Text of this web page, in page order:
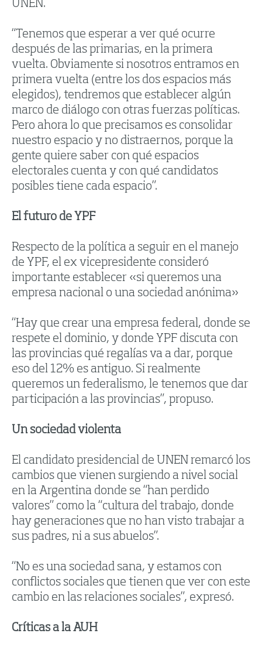
UNEN.
“Tenemos que esperar a ver qué ocurre
después de las primarias, en la primera
vuelta. Obviamente si nosotros entramos en
primera vuelta (entre los dos espacios más
elegidos), tendremos que establecer algún
marco de diálogo con otras fuerzas políticas.
Pero ahora lo que precisamos es consolidar
nuestro espacio y no distraernos, porque la
gente quiere saber con qué espacios
electorales cuenta y con qué candidatos
posibles tiene cada espacio”.
El futuro de YPF
Respecto de la política a seguir en el manejo
de YPF, el ex vicepresidente consideró
importante establecer «si queremos una
empresa nacional o una sociedad anónima»
“Hay que crear una empresa federal, donde se
respete el dominio, y donde YPF discuta con
las provincias qué regalías va a dar, porque
eso del 12% es antiguo. Si realmente
queremos un federalismo, le tenemos que dar
participación a las provincias”, propuso.
Un sociedad violenta
El candidato presidencial de UNEN remarcó los
cambios que vienen surgiendo a nivel social
en la Argentina donde se “han perdido
valores” como la “cultura del trabajo, donde
hay generaciones que no han visto trabajar a
sus padres, ni a sus abuelos”.
“No es una sociedad sana, y estamos con
conflictos sociales que tienen que ver con este
cambio en las relaciones sociales”, expresó.
Críticas a la AUH